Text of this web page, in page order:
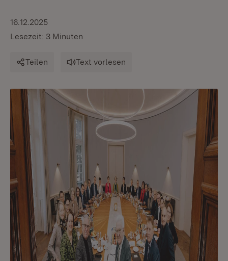
16.12.2025
Lesezeit: 3 Minuten
Teilen Text vorlesen